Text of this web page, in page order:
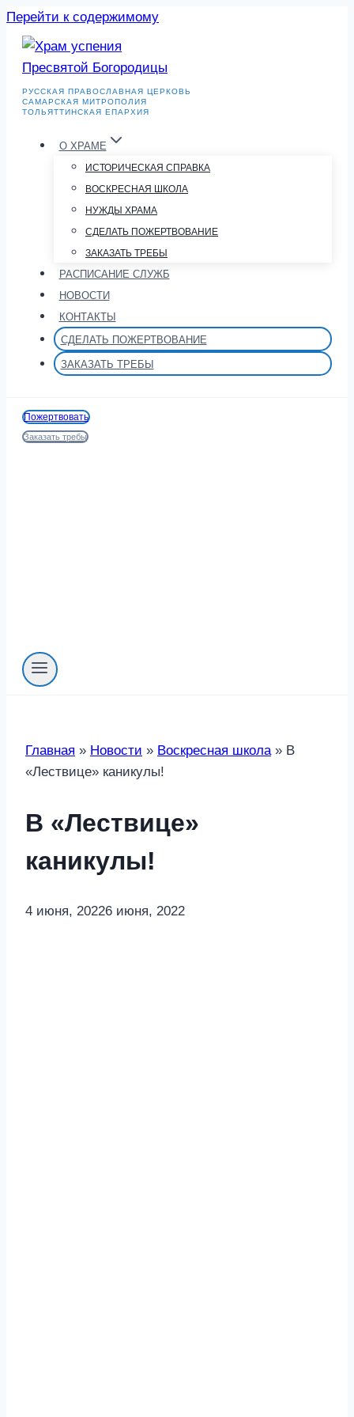
Перейти к содержимому
РУССКАЯ ПРАВОСЛАВНАЯ ЦЕРКОВЬ
САМАРСКАЯ МИТРОПОЛИЯ
ТОЛЬЯТТИНСКАЯ ЕПАРХИЯ
О ХРАМЕ
ИСТОРИЧЕСКАЯ СПРАВКА
ВОСКРЕСНАЯ ШКОЛА
НУЖДЫ ХРАМА
СДЕЛАТЬ ПОЖЕРТВОВАНИЕ
ЗАКАЗАТЬ ТРЕБЫ
РАСПИСАНИЕ СЛУЖБ
НОВОСТИ
КОНТАКТЫ
СДЕЛАТЬ ПОЖЕРТВОВАНИЕ
ЗАКАЗАТЬ ТРЕБЫ
Пожертвовать
Заказать требы
Главная » Новости » Воскресная школа» В
«Лествице» каникулы!
В «Лествице»
каникулы!
4 июня, 20226 июня, 2022